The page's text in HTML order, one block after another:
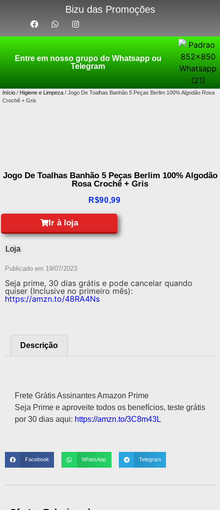
Bizu das Promoções
Entre em nosso grupo do Whatsapp ou
Telegram
Início / Higiene e Limpeza / Jogo De Toalhas Banhão 5 Peças Berlim 100% Algodão Rosa
Crochê + Gris
Jogo De Toalhas Banhão 5 Peças Berlim 100% Algodão
Rosa Crochê + Gris
R$90,99
Ir à loja
Loja
Publicado em 19/07/2023
Seja prime, 30 dias grátis e pode cancelar quando
quiser (Inclusive no primeiro mês):
https://amzn.to/48RA4Ns
Descrição
Frete Grátis Assinantes Amazon Prime
Seja Prime e aproveite todos os benefícios, teste grátis
por 30 dias aqui: https://amzn.to/3C8m43L
Facebook WhatsApp Telegram